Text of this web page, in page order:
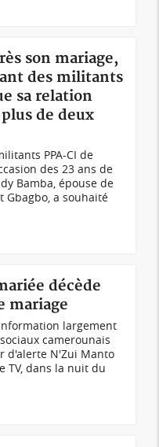
son mariage,
des militants
sa relation
de deux
PPA-CI de
des 23 ans de
Bamba, épouse de
Gbagbo, a souhaité
décède
mariage
largement
camerounais
d'alerte N'Zui Manto
TV, dans la nuit du